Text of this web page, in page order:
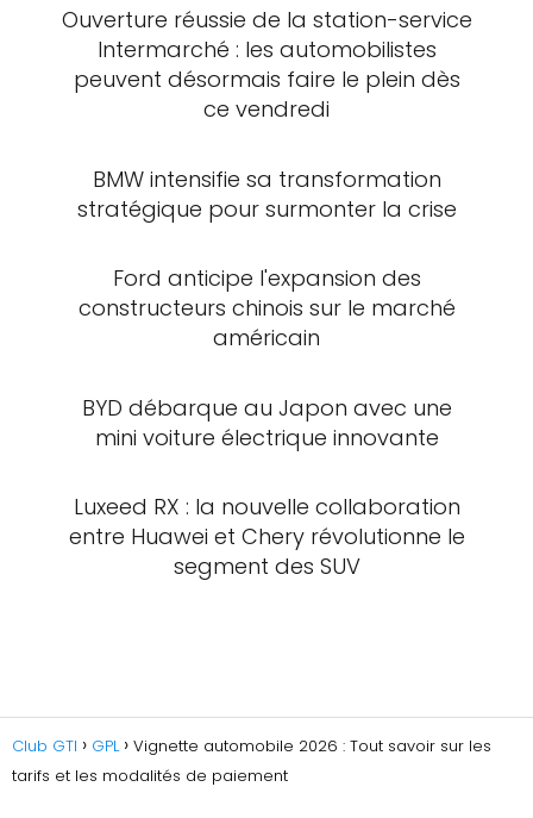
Ouverture réussie de la station-service
Intermarché : les automobilistes
peuvent désormais faire le plein dès
ce vendredi
BMW intensifie sa transformation
stratégique pour surmonter la crise
Ford anticipe l'expansion des
constructeurs chinois sur le marché
américain
BYD débarque au Japon avec une
mini voiture électrique innovante
Luxeed RX : la nouvelle collaboration
entre Huawei et Chery révolutionne le
segment des SUV
Club GTI GPL
Vignette automobile 2026 : Tout savoir sur les
tarifs et les modalités de paiement